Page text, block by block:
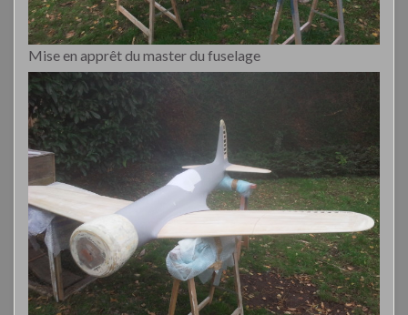
Mise en apprêt du master du fuselage